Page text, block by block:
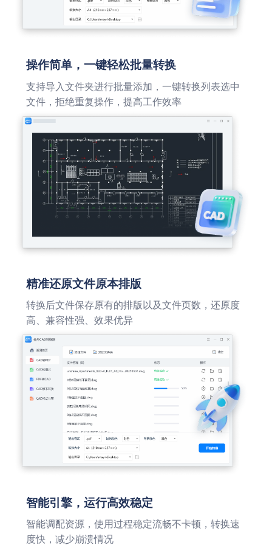
操作简单，一键轻松批量转换
支持导入文件夹进行批量添加，一键转换列表选中
文件，拒绝重复操作，提高工作效率
精准还原文件原本排版
转换后文件保存原有的排版以及文件页数，还原度
高、兼容性强、效果优异
智能引擎，运行高效稳定
智能调配资源，使用过程稳定流畅不卡顿，转换速
度快，减少崩溃情况